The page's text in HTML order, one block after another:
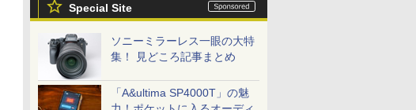
Special Site
ソニーミラーレス一眼の大特
集！ 見どころ記事まとめ
「A&ultima SP4000T」の魅